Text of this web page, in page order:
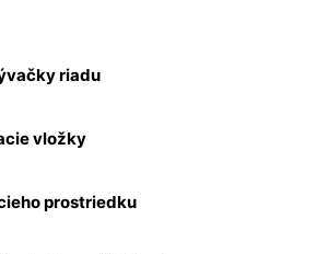
riadu
vložky
prostriedku